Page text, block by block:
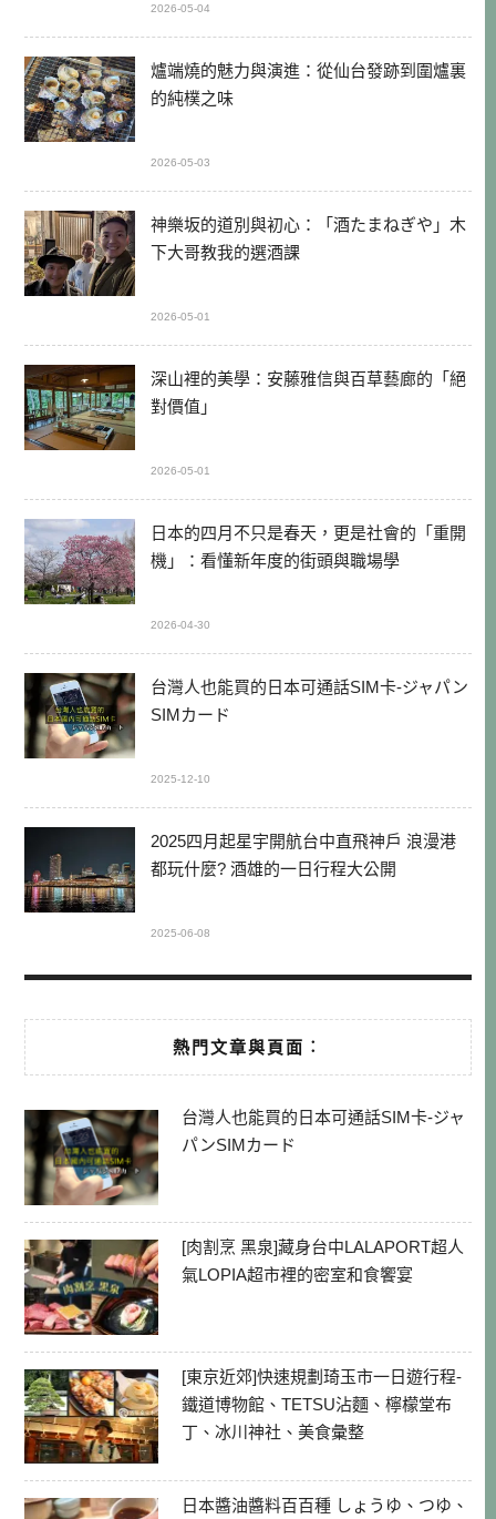
2026-05-04
爐端燒的魅力與演進：從仙台發跡到圍爐裏
的純樸之味
2026-05-03
神樂坂的道別與初心：「酒たまねぎや」木
下大哥教我的選酒課
2026-05-01
深山裡的美學：安藤雅信與百草藝廊的「絕
對價值」
2026-05-01
日本的四月不只是春天，更是社會的「重開
機」：看懂新年度的街頭與職場學
2026-04-30
台灣人也能買的日本可通話SIM卡-ジャパン
SIMカード
2025-12-10
2025四月起星宇開航台中直飛神戶 浪漫港
都玩什麼? 酒雄的一日行程大公開
2025-06-08
熱門文章與頁面︰
台灣人也能買的日本可通話SIM卡-ジャ
パンSIMカード
[肉割烹 黑泉]藏身台中LALAPORT超人
氣LOPIA超市裡的密室和食饗宴
[東京近郊]快速規劃琦玉市一日遊行程-
鐵道博物館、TETSU沾麵、檸檬堂布
丁、冰川神社、美食彙整
日本醬油醬料百百種 しょうゆ、つゆ、